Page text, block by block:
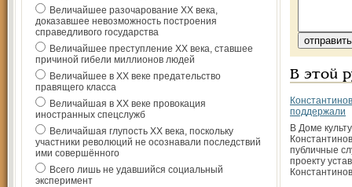
Величайшее разочарование ХХ века,
доказавшее невозможность построения
справедливого государства
Величайшее преступление ХХ века, ставшее
причиной гибели миллионов людей
Величайшее в ХХ веке предательство
правящего класса
Величайшая в ХХ веке провокация
иностранных спецслужб
Величайшая глупость ХХ века, поскольку
участники революций не осознавали последствий
ими совершённого
Всего лишь не удавшийся социальный
эксперимент
В этой
поддержали
В Доме
публичные
проекту